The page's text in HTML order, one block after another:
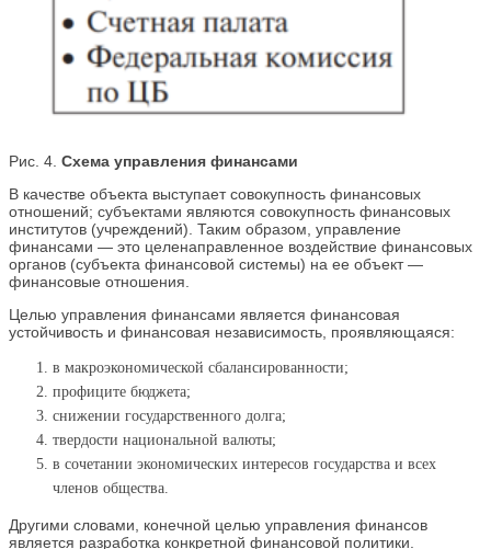
Рис. 4. Схема управления финансами
В качестве объекта выступает совокупность финансовых
отношений; субъектами являются совокупность финансовых
институтов (учреждений). Таким образом, управление
финансами — это целенаправленное воздействие финансовых
органов (субъекта финансовой системы) на ее объект —
финансовые отношения.
Целью управления финансами является финансовая
устойчивость и финансовая независимость, проявляющаяся:
в макроэкономической сбалансированности;
профиците бюджета;
снижении государственного долга;
твердости национальной валюты;
в сочетании экономических интересов государства и всех
членов общества.
Другими словами, конечной целью управления финансов
является разработка конкретной финансовой политики.